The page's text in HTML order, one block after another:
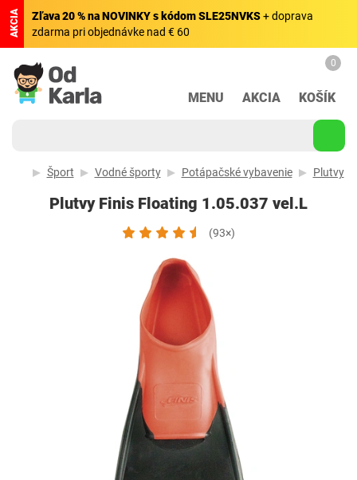
AKCIA Zľava 20 % na NOVINKY s kódom SLE25NVKS+ doprava
zdarma pri objednávke nad € 60
MENU AKCIA
0
KOŠÍK
Šport Vodné športy Potápačské vybavenie Plutvy
Plutvy Finis Floating 1.05.037 vel.L
(93×)